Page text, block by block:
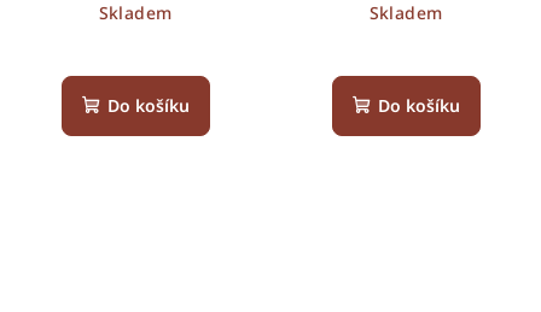
Skladem
Do košíku
Skladem
Do košíku